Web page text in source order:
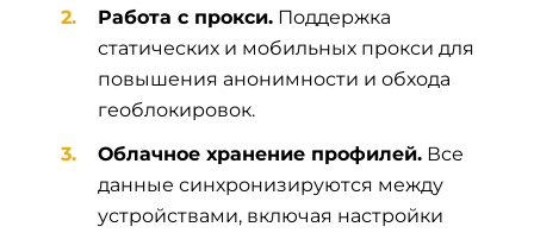
Работа с прокси. Поддержка
статических и мобильных прокси для
повышения анонимности и обхода
геоблокировок.
Облачное хранение профилей. Все
данные синхронизируются между
устройствами, включая настройки